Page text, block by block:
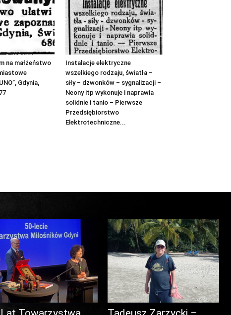
na małżeństwo
Gdynia,
Instalacje elektryczne
wszelkiego rodzaju, światła –
siły – dzwonków – sygnalizacji –
Neony itp wykonuje i naprawia
solidnie i tanio – Pierwsze
Przedsiębiorstwo
Elektrotechniczne...